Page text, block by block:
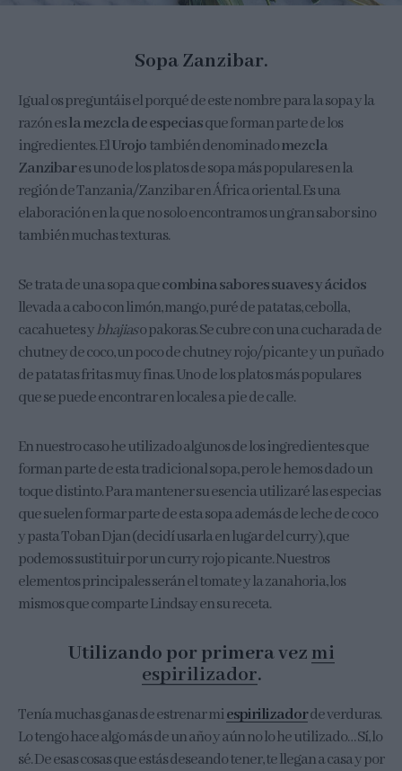
Sopa Zanzibar.
Igual os preguntáis el porqué de este nombre para la sopa y la
razón esla mezcla de especiasque forman parte de los
ingredientes. ElUrojotambién denominadomezcla
Zanzibares uno de los platos de sopa más populares en la
región de Tanzania/Zanzibar en África oriental. Es una
elaboración en la que no solo encontramos un gran sabor sino
también muchas texturas.
Se trata de una sopa quecombina sabores suaves y ácidos
llevada a cabo con limón, mango, puré de patatas, cebolla,
cacahuetes ybhajiaso pakoras. Se cubre con una cucharada de
chutney de coco, un poco de chutney rojo/picante y un puñado
de patatas fritas muy finas. Uno de los platos más populares
que se puede encontrar en locales a pie de calle.
En nuestro caso he utilizado algunos de los ingredientes que
forman parte de esta tradicional sopa, pero le hemos dado un
toque distinto. Para mantener su esencia utilizaré las especias
que suelen formar parte de esta sopa además de leche de coco
y pasta Toban Djan (decidí usarla en lugar del curry), que
podemos sustituir por un curry rojo picante. Nuestros
elementos principales serán el tomate y la zanahoria, los
mismos que comparte Lindsay en su receta.
Utilizando por primera vez mi
espirilizador.
Tenía muchas ganas de estrenar miespirilizadorde verduras.
Lo tengo hace algo más de un año y aún no lo he utilizado… Sí, lo
sé. De esas cosas que estás deseando tener, te llegan a casa y por